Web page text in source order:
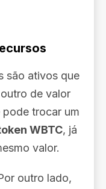
são ativos que
de valor
trocar um
WBTC, já
valor.
outro lado,